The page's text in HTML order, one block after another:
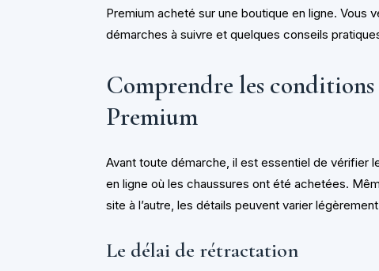
Premium acheté sur une boutique en ligne. Vous
démarches à suivre et quelques conseils
Comprendre les
Premium
Avant toute démarche, il est essentiel de vérifier
en ligne où les chaussures ont été achetées.
site à l’autre, les détails peuvent varier
Le délai de rétractation